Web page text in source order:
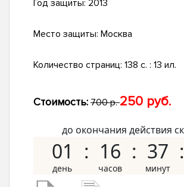
Год защиты: 2013
Место защиты: Москва
Количество страниц: 138 с. : 13 ил.
Стоимость: 700 р.250 руб.
до окончания действия
01 16 37